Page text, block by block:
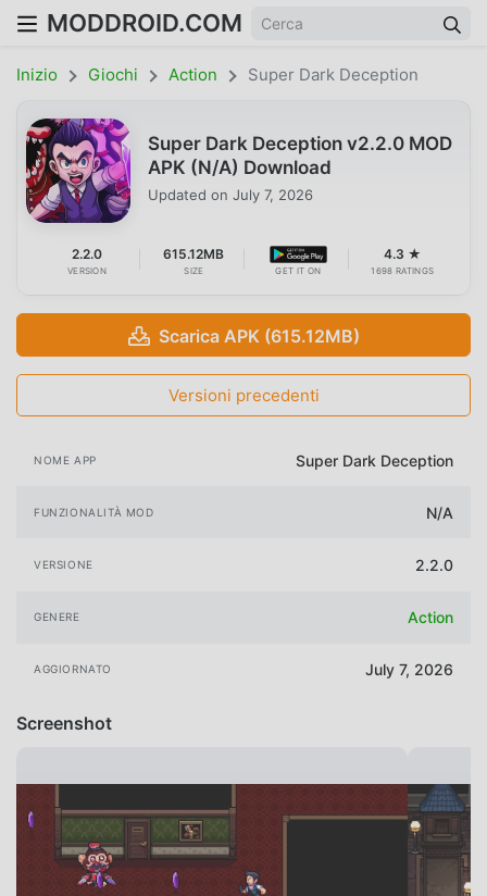
MODDROID.COM
Inizio Giochi Action Super Dark Deception
Super Dark Deception v2.2.0 MOD
APK (N/A) Download
Updated on July 7, 2026
2.2.0
VERSION
615.12MB
SIZE GET IT ON
4.3 ★
1698 RATINGS
Scarica APK (615.12MB)
Versioni precedenti
NOME APP Super Dark Deception
FUNZIONALITÀ MOD N/A
VERSIONE 2.2.0
GENERE Action
AGGIORNATO July 7, 2026
Screenshot